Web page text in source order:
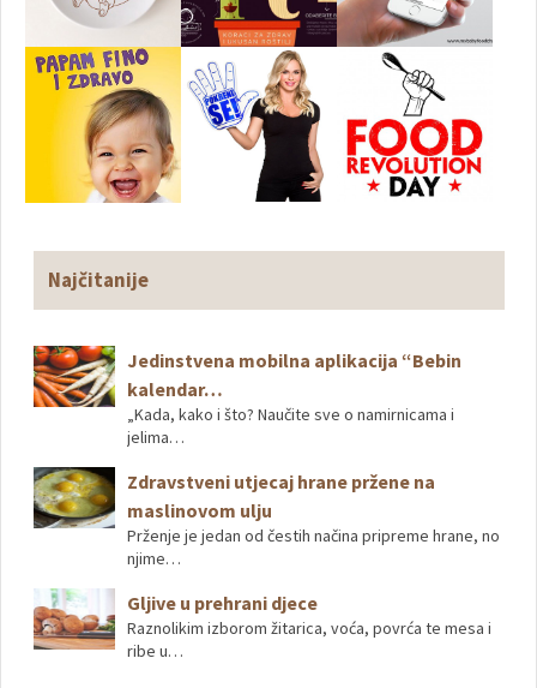
Najčitanije
Jedinstvena mobilna aplikacija “Bebin
kalendar…
„Kada, kako i što? Naučite sve o namirnicama i
jelima…
Zdravstveni utjecaj hrane pržene na
maslinovom ulju
Prženje je jedan od čestih načina pripreme hrane, no
njime…
Gljive u prehrani djece
Raznolikim izborom žitarica, voća, povrća te mesa i
ribe u…